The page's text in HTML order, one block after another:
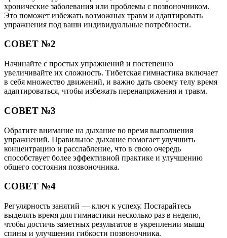
хронические заболевания или проблемы с позвоночником.
Это поможет избежать возможных травм и адаптировать
упражнения под ваши индивидуальные потребности.
СОВЕТ №2
Начинайте с простых упражнений и постепенно
увеличивайте их сложность. Тибетская гимнастика включает
в себя множество движений, и важно дать своему телу время
адаптироваться, чтобы избежать перенапряжения и травм.
СОВЕТ №3
Обратите внимание на дыхание во время выполнения
упражнений. Правильное дыхание помогает улучшить
концентрацию и расслабление, что в свою очередь
способствует более эффективной практике и улучшению
общего состояния позвоночника.
СОВЕТ №4
Регулярность занятий — ключ к успеху. Постарайтесь
выделять время для гимнастики несколько раз в неделю,
чтобы достичь заметных результатов в укреплении мышц
спины и улучшении гибкости позвоночника.